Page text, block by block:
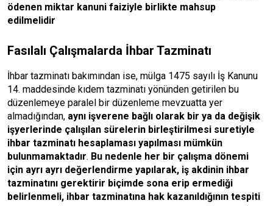
ödenen miktar kanuni faiziyle birlikte mahsup
edilmelidir
Fasılalı Çalışmalarda İhbar Tazminatı
İhbar tazminatı bakımından ise, mülga 1475 sayılı İş Kanunu
14. maddesinde kıdem tazminatı yönünden getirilen bu
düzenlemeye paralel bir düzenleme mevzuatta yer
almadığından, aynı işverene bağlı olarak bir ya da değişik
işyerlerinde çalışılan sürelerin birleştirilmesi suretiyle
ihbar tazminatı hesaplaması yapılması mümkün
bulunmamaktadır. Bu nedenle her bir çalışma dönemi
için ayrı ayrı değerlendirme yapılarak, iş akdinin ihbar
tazminatını gerektirir biçimde sona erip ermediği
belirlenmeli, ihbar tazminatına hak kazanıldığının tespiti